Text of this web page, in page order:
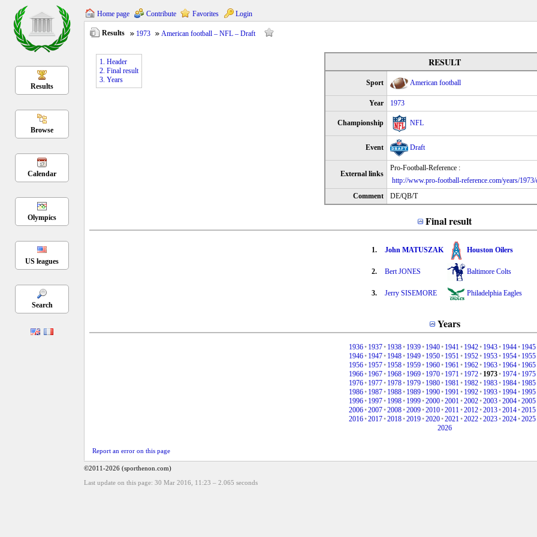
Results
Browse
Calendar
Olympics
US leagues
Search
Home page Contribute Favorites Login
Results 1973 American football – NFL – Draft
RESULT
Sport American football
Year 1973
Championship NFL
Event Draft
External links
Pro-Football-Reference :
http://www.pro-football-reference.com/years/
Comment
DE/QB/T
Final result
1. John MATUSZAK Houston Oilers
2. Bert JONES Baltimore Colts
3. Jerry SISEMORE Philadelphia Eagles
Years
1936• 1937• 1938• 1939• 1940• 1941• 1942• 1943• 1944• 1945
1946• 1947• 1948• 1949• 1950• 1951• 1952• 1953• 1954• 1955
1956• 1957• 1958• 1959• 1960• 1961• 1962• 1963• 1964• 1965
1966• 1967• 1968• 1969• 1970• 1971• 1972• 1973• 1974• 1975
1976• 1977• 1978• 1979• 1980• 1981• 1982• 1983• 1984• 1985
1986• 1987• 1988• 1989• 1990• 1991• 1992• 1993• 1994• 1995
1996• 1997• 1998• 1999•2000•2001•2002•2003•2004•2005
2006•2007•2008•2009•2010•2011•2012•2013•2014•2015
2016•2017•2018•2019•2020•2021•2022•2023•2024•2025
2026
1. Header
2. Final result
3. Years
Report an error on this page
©2011-2026 (sporthenon.com)
Last update on this page: 30 Mar 2016, 11:23 – 2.065 seconds